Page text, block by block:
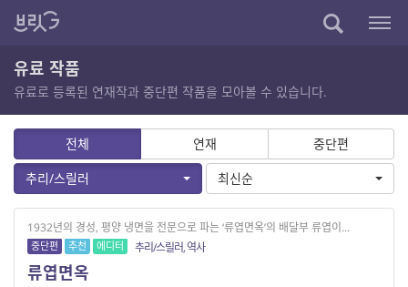
유료 작품
유료로 등록된 연재작과 중단편 작품을 모아볼 수 있습니다.
전체 연재
중단편
추리/스릴러
최신순
1932년의 경성, 평양 냉면을 전문으로 파는 ‘류엽면옥’의 배달부 류엽이...
중단편 추천 에디터 추리/스릴러, 역사
류엽면옥